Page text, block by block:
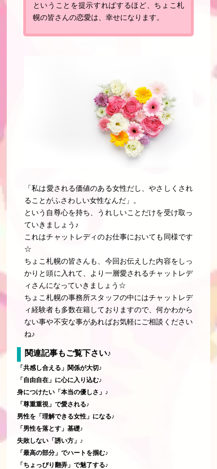
ということを提示すればするほど、ちょこ札
幌の皆さんの恋愛は、幸せになります。
「私は愛される価値のある女性だし、やさしくされ
ることがふさわしい女性なんだ 」。
という自尊心を持ち、うれしいことだけを受け取っ
ていきましょう ♪
これはチャットレディのお仕事においても同様です
☆
ちょこ札幌の皆さんも、今回お伝えした内容をしっ
かりと頭に入れて、より一層愛されるチャットレデ
ィさんになっていきましょう☆
ちょこ札幌の事務所スタッフの中にはチャットレデ
ィ経験者も多数在籍しておりますので、何かわから
ない事や不安な事があればお気軽にご相談ください
ね♪
関連記事もご覧下さい♪
「共感し合える」関係が大切♪
「自由自在」に心に入り込む♪
身につけたい「本当の優しさ」♪
「尊重重視」で愛される♪
男性を「理解できる女性」になる♪
「男性を落とす」基礎♪
失敗しない「誘い方」♪
「最高の部分」でハートを掴む♪
「ちょっぴり翻弄」で魅了する♪